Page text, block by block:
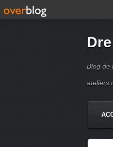
Blog de
ateliers